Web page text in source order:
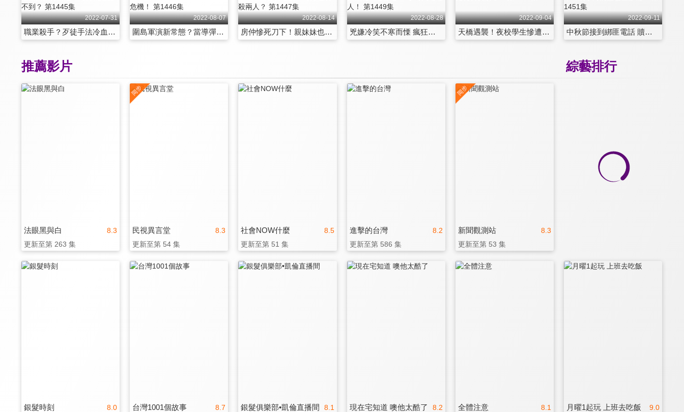
2022-07-31
職業殺手？歹徒手法冷血俐落不留指紋！監視器畫面拍得清楚！為何就是捉不到？ 第1445集
2022-08-07
圍島軍演新常態？當導彈飛越台北上空... 七波軍演！你所不知道的96台海危機！ 第1446集
2022-08-14
房仲慘死刀下！親妹妹也在復仇名單裡？海軍陸戰隊士官長退役！為何連續殺兩人？ 第1447集
2022-08-28
兇嫌冷笑不寒而慄 瘋狂砍殺兩警55刀！警國道狂飆北上追客運 17小時火速逮人！ 第1449集
2022-09-04
天橋遇襲！夜校學生慘遭襲擊！看守所撞鬼！冤魂夜夜索命？ 第1450集
2022-09-11
中秋節接到綁匪電話 贖金一百萬！有冤要伸 漂不出淡水河的藍色塑膠桶！ 第1451集
綜藝排行
推薦影片
8.3
法眼黑與白
更新至第 263 集
8.3
民視異言堂
更新至第 54 集
8.5
社會NOW什麼
更新至第 51 集
8.2
進擊的台灣
更新至第 586 集
8.3
新聞觀測站
更新至第 53 集
8.0
銀髮時刻 8.7
台灣1001個故事 8.1
銀髮俱樂部•凱倫直播間 8.2
現在宅知道 噢他太酷了 8.1
全體注意 9.0
月曜1起玩 上班去吃飯